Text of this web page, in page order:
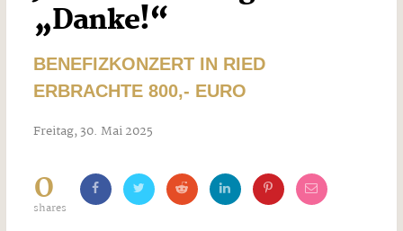
„Danke!“
BENEFIZKONZERT IN RIED
ERBRACHTE 800,- EURO
Freitag, 30. Mai 2025
0
shares